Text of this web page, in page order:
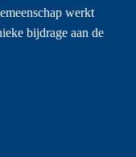
werkt
bijdrage aan de